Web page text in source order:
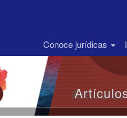
Conoce jurídicas